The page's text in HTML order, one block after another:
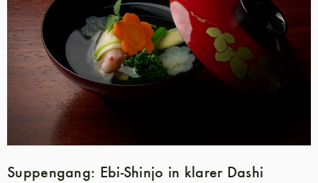
Suppengang: Ebi-Shinjo in klarer Dashi